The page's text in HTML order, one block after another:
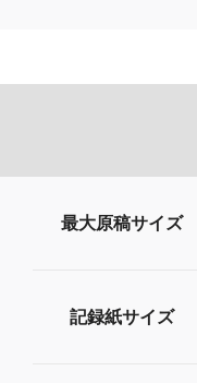
最大原稿サイズ
記録紙サイズ